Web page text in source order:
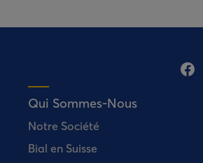
Qui Sommes-Nous
Notre Société
Bial en Suisse